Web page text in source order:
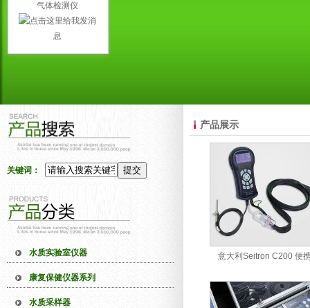
关键词：
水质实验室仪器
康复保健仪器系列
水质采样器
产品展示
意大利Seitron C200 便
气体检测仪